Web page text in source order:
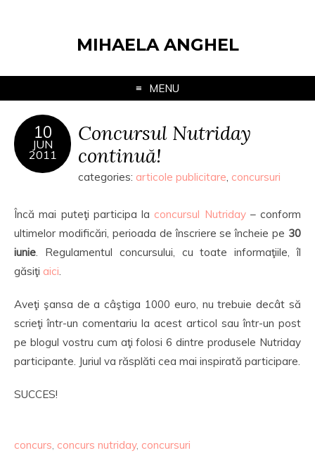
MIHAELA ANGHEL
MENU
10
JUN
2011
Concursul Nutriday
continuă!
categories: articole publicitare, concursuri
Încă mai puteţi participa la concursul Nutriday– conform
ultimelor modificări, perioada de înscriere se încheie pe 30
iunie. Regulamentul concursului, cu toate informaţiile, îl
găsiţi aici.
Aveţi şansa de a câştiga 1000 euro, nu trebuie decât să
scrieţi într-un comentariu la acest articol sau într-un post
pe blogul vostru cum aţi folosi 6 dintre produsele Nutriday
participante. Juriul va răsplăti cea mai inspirată participare.
SUCCES!
concurs, concurs nutriday, concursuri